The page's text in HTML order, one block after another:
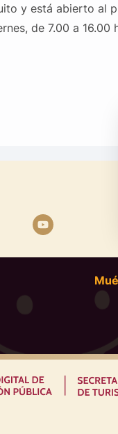
y está abierto al
de 7.00 a 16.00